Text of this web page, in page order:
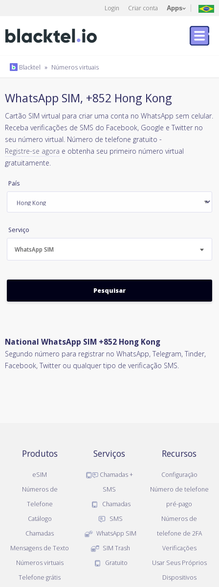
Login Criar conta Apps
Blacktel » Números virtuais
WhatsApp SIM, +852 Hong Kong
Cartão SIM virtual para criar uma conta no WhatsApp sem celular.
Receba verificações de SMS do Facebook, Google e Twitter no
seu número virtual. Número de telefone gratuito -
Registre-se agora e obtenha seu primeiro número virtual
gratuitamente.
País
Serviço
WhatsApp SIM
National WhatsApp SIM +852 Hong Kong
Segundo número para registrar no WhatsApp, Telegram, Tinder,
Facebook, Twitter ou qualquer tipo de verificação SMS.
Produtos
eSIM
Números de
Telefone
Catálogo
Chamadas
Mensagens de Texto
Números virtuais
Telefone grátis
Serviços
Chamadas +
SMS
Chamadas
SMS
WhatsApp SIM
SIM Trash
Gratuito
Recursos
Configuração
Número de telefone
pré-pago
Números de
telefone de 2FA
Verificações
Usar Seus Próprios
Dispositivos